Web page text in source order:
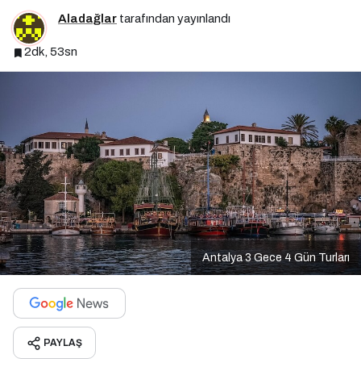
Aladağlar tarafından yayınlandı
2dk, 53sn
Antalya 3 Gece 4 Gün Turları
PAYLAŞ